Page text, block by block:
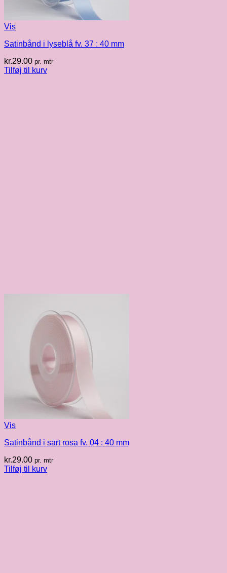
Vis
Satinbånd i lyseblå fv. 37 : 40 mm
kr.29.00 pr. mtr
Tilføj til kurv
Vis
Satinbånd i sart rosa fv. 04 : 40 mm
kr.29.00 pr. mtr
Tilføj til kurv